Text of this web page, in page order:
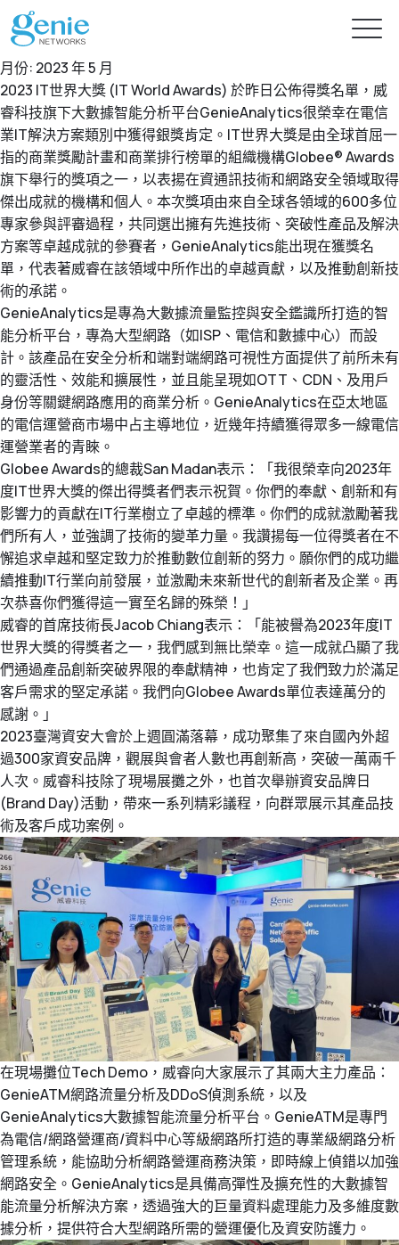
免費試用
產品
GenieATM系列
GenieATM
深度流量透析與超高速 DDoS 攻擊防護
GenieATM FLB
提升資源利用率及系統可靠性
GenieATM MSP Server
為網路運營商創造加值服務營收
GenieAnalytics系列
GenieAnalytics
電信級大數據流量探索與分析
GenieAnalytics Deep Trace
端對端流量數據智能
解決方案
AI 驅動網路安全分析
提供智能流量檢測的主動式資安防禦
流量數據關聯與鑑識分析
完美整合異質數據，精準實現效能優化與流量鑑識
網路維運優化
化數據為洞察，讓網路效能最佳化
DDoS 防護
即時偵測與緩解 DDoS 與殭屍網路威脅
多租戶管理服務
為運營商挹注新營收的雲端託管服務
大數據流量智能分析
彈性多維度的巨量資料深層分析
內容中心
最新消息
資源下載
投資人專區
技術支援
關於威睿
聯絡我們
繁中
English
简中
日本語
月份: 2023 年 5 月
2023 IT世界大獎 (IT World Awards) 於昨日公佈得獎名單，威
睿科技旗下大數據智能分析平台GenieAnalytics很榮幸在電信
業IT解決方案類別中獲得銀獎肯定。IT世界大獎是由全球首屈一
指的商業獎勵計畫和商業排行榜單的組織機構Globee® Awards
旗下舉行的獎項之一，以表揚在資通訊技術和網路安全領域取得
傑出成就的機構和個人。本次獎項由來自全球各領域的600多位
專家參與評審過程，共同選出擁有先進技術、突破性產品及解決
方案等卓越成就的參賽者，GenieAnalytics能出現在獲獎名
單，代表著威睿在該領域中所作出的卓越貢獻，以及推動創新技
術的承諾。
GenieAnalytics是專為大數據流量監控與安全鑑識所打造的智
能分析平台，專為大型網路（如ISP、電信和數據中心）而設
計。該產品在安全分析和端對端網路可視性方面提供了前所未有
的靈活性、效能和擴展性，並且能呈現如OTT、CDN、及用戶
身份等關鍵網路應用的商業分析。GenieAnalytics在亞太地區
的電信運營商市場中占主導地位，近幾年持續獲得眾多一線電信
運營業者的青睞。
Globee Awards的總裁San Madan表示：「我很榮幸向2023年
度IT世界大獎的傑出得獎者們表示祝賀。你們的奉獻、創新和有
影響力的貢獻在IT行業樹立了卓越的標準。你們的成就激勵著我
們所有人，並強調了技術的變革力量。我讚揚每一位得獎者在不
懈追求卓越和堅定致力於推動數位創新的努力。願你們的成功繼
續推動IT行業向前發展，並激勵未來新世代的創新者及企業。再
次恭喜你們獲得這一實至名歸的殊榮！」
威睿的首席技術長Jacob Chiang表示：「能被譽為2023年度IT
世界大獎的得獎者之一，我們感到無比榮幸。這一成就凸顯了我
們通過產品創新突破界限的奉獻精神，也肯定了我們致力於滿足
客戶需求的堅定承諾。我們向Globee Awards單位表達萬分的
感謝。」
2023臺灣資安大會於上週圓滿落幕，成功聚集了來自國內外超
過300家資安品牌，觀展與會者人數也再創新高，突破一萬兩千
人次。威睿科技除了現場展攤之外，也首次舉辦資安品牌日
(Brand Day)活動，帶來一系列精彩議程，向群眾展示其產品技
術及客戶成功案例。
在現場攤位Tech Demo，威睿向大家展示了其兩大主力產品：
GenieATM網路流量分析及DDoS偵測系統，以及
GenieAnalytics大數據智能流量分析平台。GenieATM是專門
為電信/網路營運商/資料中心等級網路所打造的專業級網路分析
管理系統，能協助分析網路營運商務決策，即時線上偵錯以加強
網路安全。GenieAnalytics是具備高彈性及擴充性的大數據智
能流量分析解決方案，透過強大的巨量資料處理能力及多維度數
據分析，提供符合大型網路所需的營運優化及資安防護力。